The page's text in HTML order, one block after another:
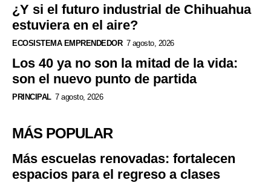
¿Y si el futuro industrial de Chihuahua
estuviera en el aire?
ECOSISTEMA EMPRENDEDOR 7 agosto, 2026
Los 40 ya no son la mitad de la vida:
son el nuevo punto de partida
PRINCIPAL 7 agosto, 2026
MÁS POPULAR
Más escuelas renovadas: fortalecen
espacios para el regreso a clases